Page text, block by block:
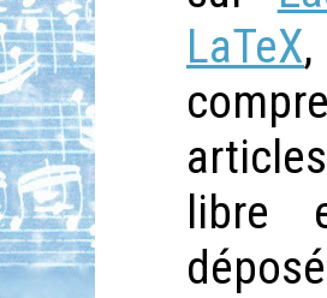
LaTeX,
libre